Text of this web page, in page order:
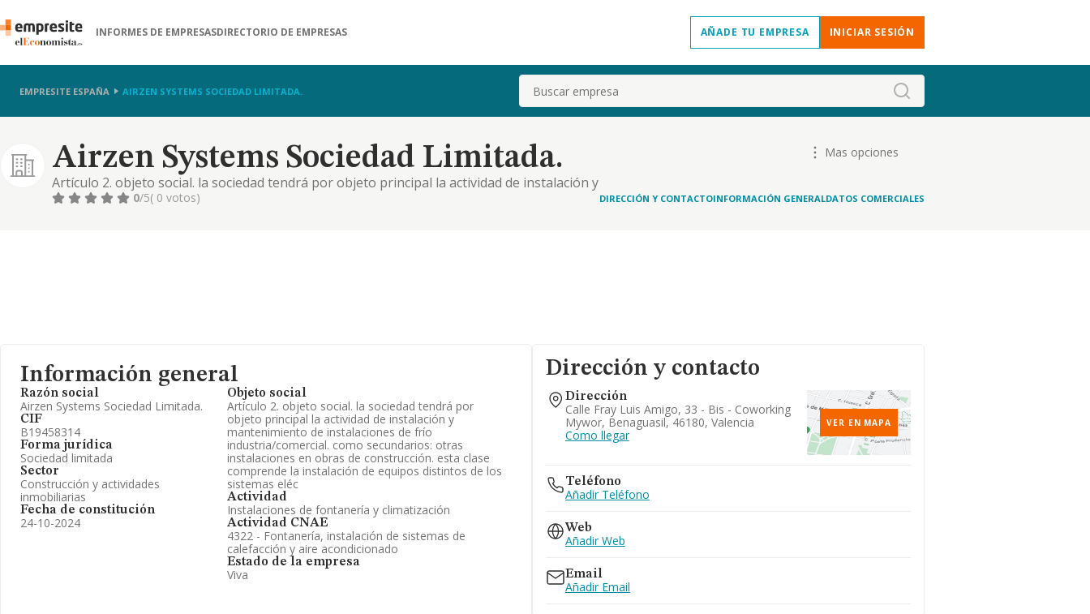
INFORMES DE EMPRESASDIRECTORIO DE EMPRESAS AÑADE TU EMPRESA INICIAR SESIÓN
EMPRESITE ESPAÑA AIRZEN SYSTEMS SOCIEDAD LIMITADA. Buscar
Airzen Systems Sociedad Limitada.
Artículo 2. objeto social. la sociedad tendrá por objeto principal la actividad de instalación y
mantenimiento de instalaciones de frío industria/comercial. como secundarios: otras instalaciones en
Mas opciones
0/5( 0 votos) DIRECCIÓN Y CONTACTOINFORMACIÓN GENERALDATOS COMERCIALES
Información general
Razón social
Airzen Systems Sociedad Limitada.
CIF
B19458314
Forma jurídica
Sociedad limitada
Sector
Construcción y actividades
inmobiliarias
Fecha de constitución
24-10-2024
Objeto social
Artículo 2. objeto social. la sociedad tendrá por
objeto principal la actividad de instalación y
mantenimiento de instalaciones de frío
industria/comercial. como secundarios: otras
instalaciones en obras de construcción. esta clase
comprende la instalación de equipos distintos de los
sistemas eléc
Actividad
Instalaciones de fontanería y climatización
Actividad CNAE
4322 - Fontanería, instalación de sistemas de
calefacción y aire acondicionado
Estado de la empresa
Viva
Dirección y contacto
Dirección
Calle Fray Luis Amigo, 33 - Bis - Coworking
Mywor, Benaguasil, 46180, Valencia
Como llegar
VER EN MAPA
Teléfono
Añadir Teléfono
Web
Añadir Web
Email
Añadir Email